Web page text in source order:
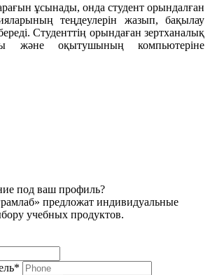
ұсынады, онда студент орындалған
теңдеулерін жазып, бақылау
Студенттің орындаған зертханалық
және оқытушының компьютеріне
под ваш профиль?
предложат индивидуальные
учебных продуктов.
*